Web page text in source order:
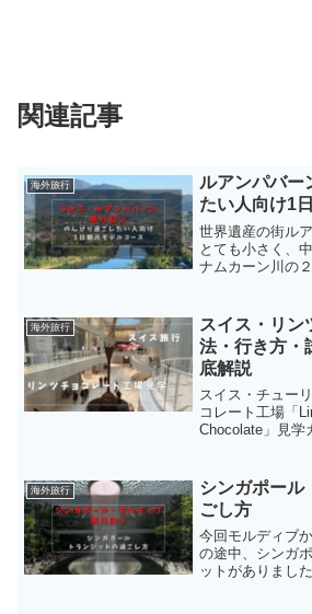
関連記事
海外旅行
ルアンパバー
たい人向け1
世界遺産の街ル
とても小さく、
ナムカーン川の
滞在中はあまり
しました。今回
海外旅行
スイス・リン
法・行き方・
底解説
スイス・チュー
コレート工場「
Chocolate」見学
できるコーナー
見どころもレポ
海外旅行
シンガポー
ごし方
今回モルディブ
の途中、シンガ
ットがありまし